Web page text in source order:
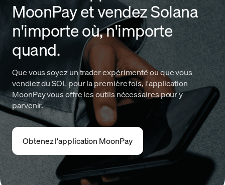
MoonPay et vendez Solana
n'importe où, n'importe
quand.
Que vous soyez un trader expérimenté ou que vous
vendiez du SOL pour la première fois, l'application
MoonPay vous offre les outils nécessaires pour y
parvenir.
Obtenez l'application MoonPay